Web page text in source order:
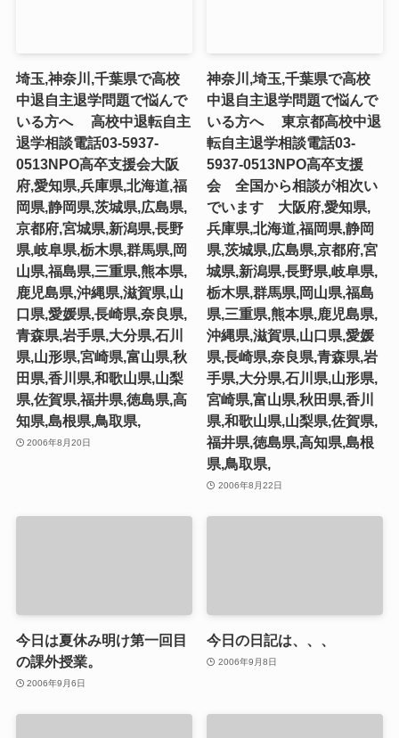
埼玉,神奈川,千葉県で高校
中退自主退学問題で悩んで
いる方へ 高校中退転自主
退学相談電話03-5937-
0513NPO高卒支援会大阪
府,愛知県,兵庫県,北海道,福
岡県,静岡県,茨城県,広島県,
京都府,宮城県,新潟県,長野
県,岐阜県,栃木県,群馬県,岡
山県,福島県,三重県,熊本県,
鹿児島県,沖縄県,滋賀県,山
口県,愛媛県,長崎県,奈良県,
青森県,岩手県,大分県,石川
県,山形県,宮崎県,富山県,秋
田県,香川県,和歌山県,山梨
県,佐賀県,福井県,徳島県,高
知県,島根県,鳥取県,
2006年8月20日
神奈川,埼玉,千葉県で高校
中退自主退学問題で悩んで
いる方へ 東京都高校中退
転自主退学相談電話03-
5937-0513NPO高卒支援
会 全国から相談が相次い
でいます 大阪府,愛知県,
兵庫県,北海道,福岡県,静岡
県,茨城県,広島県,京都府,宮
城県,新潟県,長野県,岐阜県,
栃木県,群馬県,岡山県,福島
県,三重県,熊本県,鹿児島県,
沖縄県,滋賀県,山口県,愛媛
県,長崎県,奈良県,青森県,岩
手県,大分県,石川県,山形県,
宮崎県,富山県,秋田県,香川
県,和歌山県,山梨県,佐賀県,
福井県,徳島県,高知県,島根
県,鳥取県,
2006年8月22日
今日は夏休み明け第一回目
の課外授業。
2006年9月6日
今日の日記は、、、
2006年9月8日